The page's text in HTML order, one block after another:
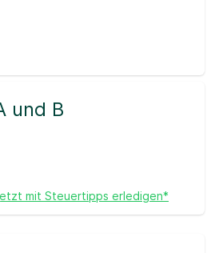
und B
mit Steuertipps erledigen*